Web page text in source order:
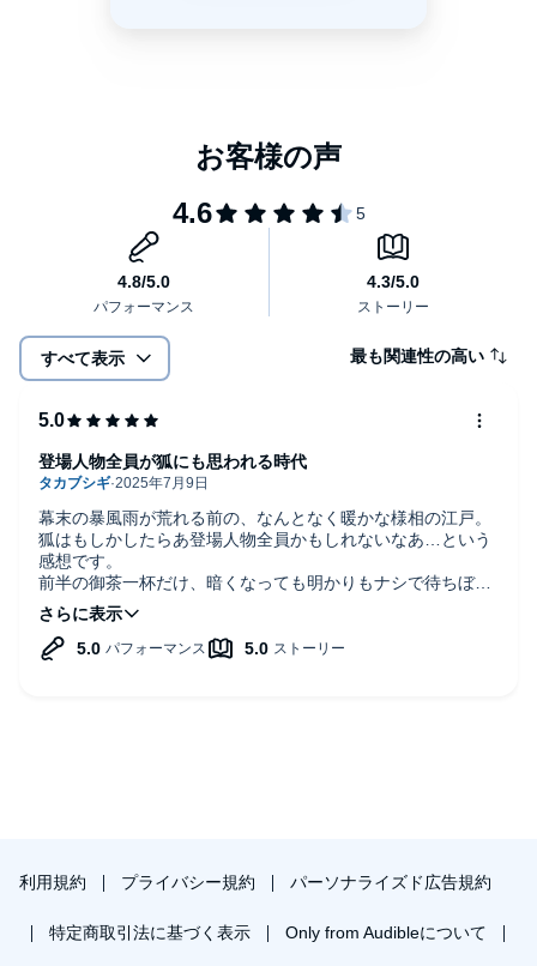
すべて表示 最も関連性の高い
幕末の暴風雨が荒れる前の、なんとなく暖かな様相の江戸。
狐はもしかしたらあ登場人物全員かもしれないなあ…という
感想です。
前半の御茶一杯だけ、暗くなっても明かりもナシで待ちぼう
け。は江戸市内では長屋でもあり得ない！ですが、田舎では
武士宅でさえも、客ですら普通は湯冷まし。御茶は殿様でも
あまり飲めない。のが普通ですから、田舎侍には逆に面食ら
登場人物全員が狐にも思われる時代
利用規約 プライバシー規約 パーソナライズド広告規約
特定商取引法に基づく表示 Only from Audibleについて